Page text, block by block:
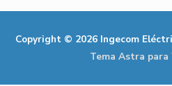
Copyright © 2026 Ingecom
Tema Astra para